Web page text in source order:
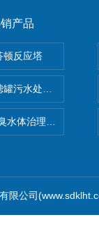
产品
顿反应塔
罐污水处理设备 多介
水体治理设备
限公司